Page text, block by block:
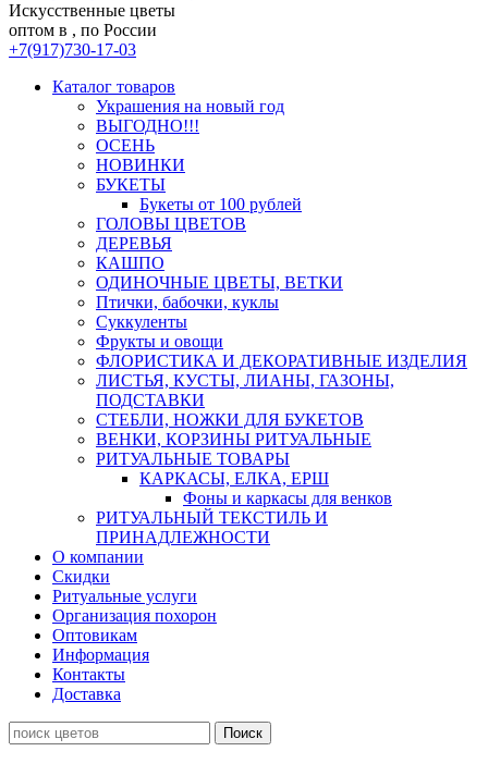
Искусственные цветы
оптом в , по России
+7(917)730-17-03
Каталог товаров
Украшения на новый год
ВЫГОДНО!!!
ОСЕНЬ
НОВИНКИ
БУКЕТЫ
Букеты от 100 рублей
ГОЛОВЫ ЦВЕТОВ
ДЕРЕВЬЯ
КАШПО
ОДИНОЧНЫЕ ЦВЕТЫ, ВЕТКИ
Птички, бабочки, куклы
Суккуленты
Фрукты и овощи
ФЛОРИСТИКА И ДЕКОРАТИВНЫЕ ИЗДЕЛИЯ
ЛИСТЬЯ, КУСТЫ, ЛИАНЫ, ГАЗОНЫ,
ПОДСТАВКИ
СТЕБЛИ, НОЖКИ ДЛЯ БУКЕТОВ
ВЕНКИ, КОРЗИНЫ РИТУАЛЬНЫЕ
РИТУАЛЬНЫЕ ТОВАРЫ
КАРКАСЫ, ЕЛКА, ЕРШ
Фоны и каркасы для венков
РИТУАЛЬНЫЙ ТЕКСТИЛЬ И
ПРИНАДЛЕЖНОСТИ
О компании
Скидки
Ритуальные услуги
Организация похорон
Оптовикам
Информация
Контакты
Доставка